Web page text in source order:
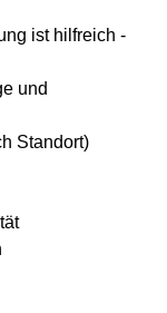
ist hilfreich -
und
Standort)